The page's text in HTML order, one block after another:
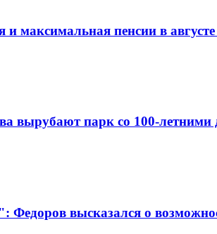
максимальная пенсии в августе
вырубают парк со 100-
Федоров высказался о